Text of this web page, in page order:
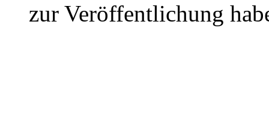
zur Veröffentlichung